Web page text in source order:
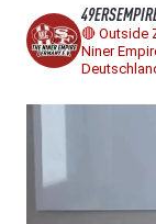
🔴 Outside
Niner